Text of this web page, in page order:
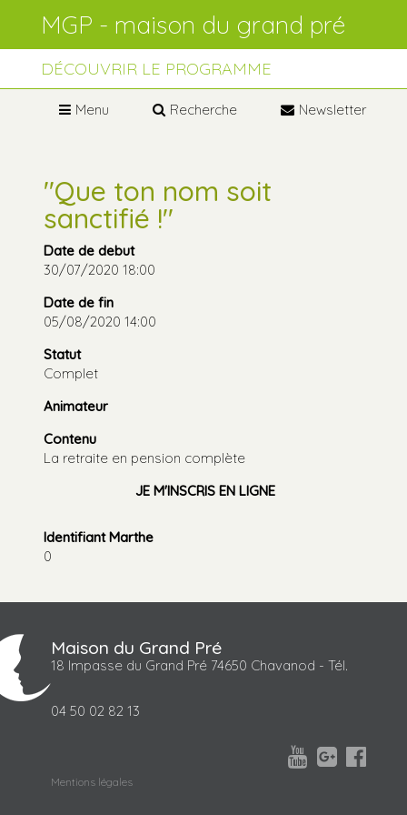
Aller
navigation
personnels
DÉCOUVRIR LE PROGRAMME
Menu Recherche Newsletter
"Que ton nom soit
sanctifié !"
Date de debut
30/07/2020 18:00
Date de fin
05/08/2020 14:00
Statut
Complet
Animateur
Contenu
La retraite en pension complète
JE M'INSCRIS EN LIGNE
Identifiant Marthe
0
Maison du Grand Pré
18 Impasse du Grand Pré 74650 Chavanod - Tél.
04 50 02 82 13



Mentions légales